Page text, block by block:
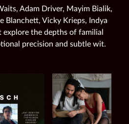
Adam Driver, Mayim Bialik,
Blanchett, Vicky Krieps, Indya
explore the depths of familial
precision and subtle wit.